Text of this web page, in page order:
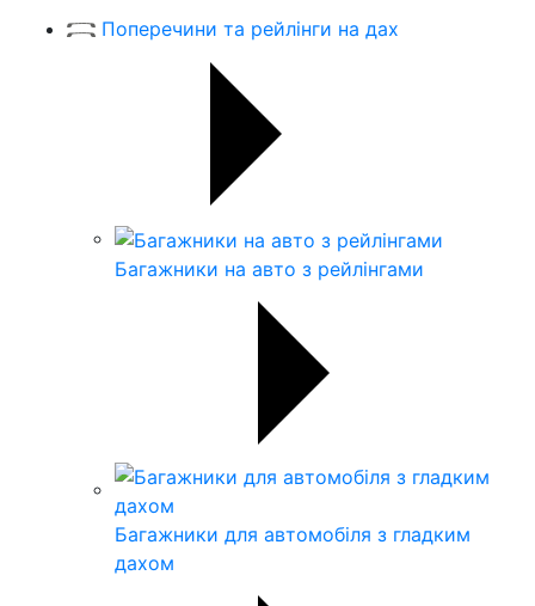
Поперечини та рейлінги на дах
Багажники на авто з рейлінгами
Багажники для автомобіля з гладким
дахом